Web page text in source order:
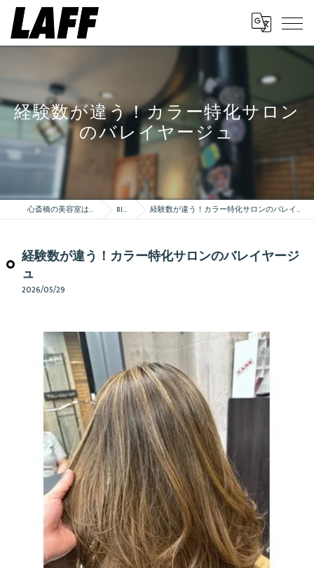
経験数が違う！カラー特化サロン
のバレイヤージュ
心斎橋の美容室はLAFF Blog 経験数が違う！カラー特化サロンのバレイヤージュ
経験数が違う！カラー特化サロンのバレイヤージ
ュ
2026/05/29